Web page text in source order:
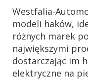
Westfalia-
modeli haków,
różnych marek
największymi
dostarczając im
elektryczne na